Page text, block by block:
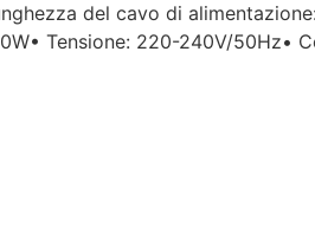
Un
del cavo di
Tensione: 220-240V/50Hz•